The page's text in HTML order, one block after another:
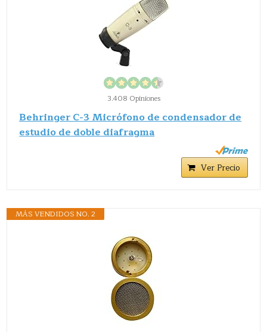
3.408 Opiniones
Behringer C-3 Micrófono de condensador de
estudio de doble diafragma
Ver Precio
MÁS VENDIDOS NO. 2